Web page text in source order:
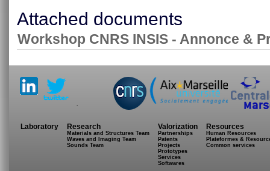
Attached documents
Workshop CNRS INSIS - Annonce &
.
Laboratory Research
Materials and Structures Team
Waves and Imaging Team
Sounds Team
Valorization
Partnerships
Patents
Projects
Prototypes
Services
Softwares
Resources
Human Resources
Plateformes &
Common services